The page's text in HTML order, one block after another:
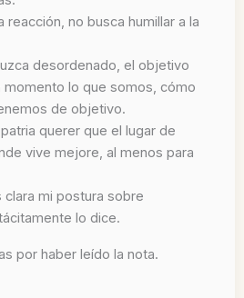
reacción, no busca humillar a la
desordenado, el objetivo
momento lo que somos, cómo
de objetivo.
querer que el lugar de
vive mejore, al menos para
clara mi postura sobre
lo dice.
por haber leído la nota.